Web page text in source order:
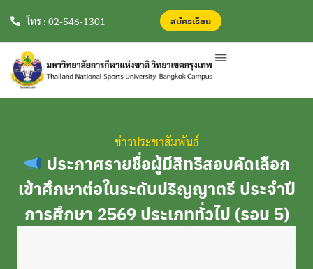
โทร : 02-546-1301 สมัครเรียน
ข่าวประชาสัมพันธ์
ประกาศรายชื่อผู้มีสิทธิสอบคัดเลือก
เข้าศึกษาต่อในระดับปริญญาตรี ประจำปี
การศึกษา 2569 ประเภททั่วไป (รอบ 5)